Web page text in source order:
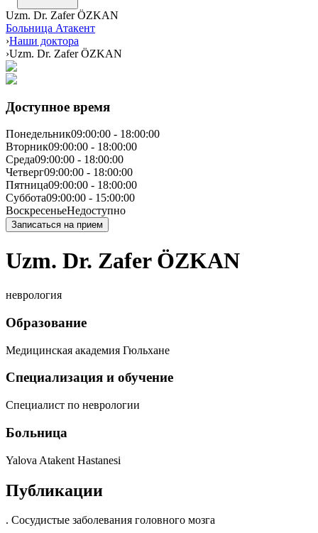
Uzm. Dr. Zafer ÖZKAN
Больница Атакент
›Наши доктора
›Uzm. Dr. Zafer ÖZKAN
Доступное время
Понедельник09:00:00 - 18:00:00
Вторник09:00:00 - 18:00:00
Среда09:00:00 - 18:00:00
Четверг09:00:00 - 18:00:00
Пятница09:00:00 - 18:00:00
Суббота09:00:00 - 15:00:00
ВоскресеньеНедоступно
Записаться на прием
Uzm. Dr. Zafer ÖZKAN
неврология
Образование
Медицинская академия Гюльхане
Специализация и обучение
Специалист по неврологии
Больница
Yalova Atakent Hastanesi
Публикации
. Сосудистые заболевания головного мозга